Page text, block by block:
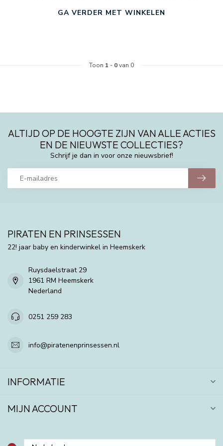
GA VERDER MET WINKELEN
Toon 1 - 0van 0
ALTIJD OP DE HOOGTE ZIJN VAN ALLE ACTIES
EN DE NIEUWSTE COLLECTIES?
Schrijf je dan in voor onze nieuwsbrief!
PIRATEN EN PRINSESSEN
22! jaar baby en kinderwinkel in Heemskerk
Ruysdaelstraat 29
1961 RM Heemskerk
Nederland
0251 259 283
info@piratenenprinsessen.nl
INFORMATIE
MIJN ACCOUNT